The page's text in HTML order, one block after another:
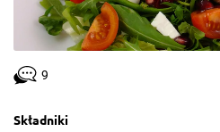
9
Składniki